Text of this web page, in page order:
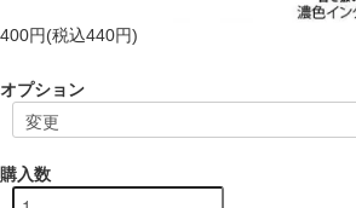
400円(税込440円)
オプション
購入数